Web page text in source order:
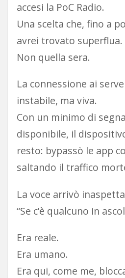
accesi la PoC Radio.
Una scelta che, fino a
avrei trovato superflua.
Non quella sera.
La connessione ai
instabile, ma viva.
Con un minimo di
disponibile, il
resto: bypassò le app
saltando il traffico
La voce arrivò
“Se c’è qualcuno in
Era reale.
Era umano.
Era qui, come me,